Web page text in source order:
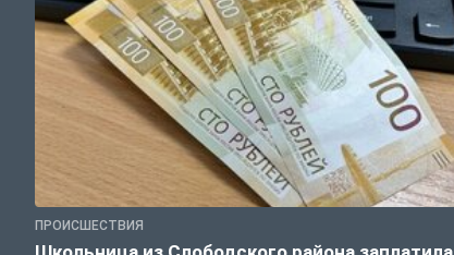
ПРОИСШЕСТВИЯ